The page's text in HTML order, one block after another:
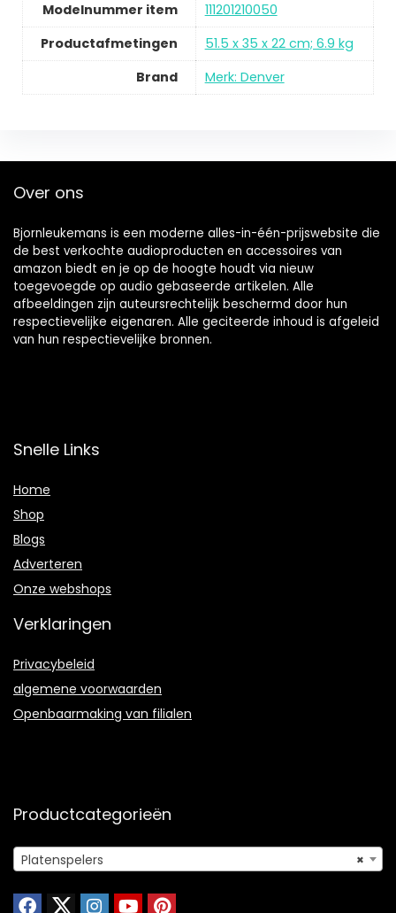
Modelnummer item
111201210050
Productafmetingen
51.5 x 35 x 22 cm; 6.9 kg
Brand
Merk: Denver
Over ons
Bjornleukemans is een moderne alles-in-één-prijswebsite die
de best verkochte audioproducten en accessoires van
amazon biedt en je op de hoogte houdt via nieuw
toegevoegde op audio gebaseerde artikelen. Alle
afbeeldingen zijn auteursrechtelijk beschermd door hun
respectievelijke eigenaren. Alle geciteerde inhoud is afgeleid
van hun respectievelijke bronnen.
Snelle Links
Home
Shop
Blogs
Adverteren
Onze webshops
Verklaringen
Privacybeleid
algemene voorwaarden
Openbaarmaking van filialen
Productcategorieën
×
Platenspelers